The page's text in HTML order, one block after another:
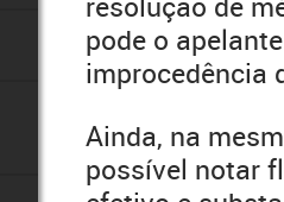
pode o
improcedência
Ainda, na
possível notar